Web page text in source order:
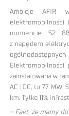
Ambicje AFIR
elektromobilności
momencie 52
z napędem
Elektromobilności
zainstalowana w
AC i DC, to 77 MW.
km. Tylko 11%
– Fakt, że mamy